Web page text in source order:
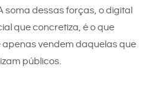
soma dessas forças, o digital
que concretiza, é o que
vendem daquelas que
públicos.